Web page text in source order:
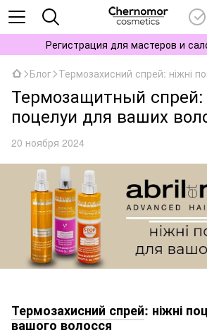
Регистрация для мастеров и
Блог Термозахисний спрей: ніжні
Термозащитный
поцелуи для ваших
20 ноября 2024
Термозахисний спрей: ніжні
вашого волосся